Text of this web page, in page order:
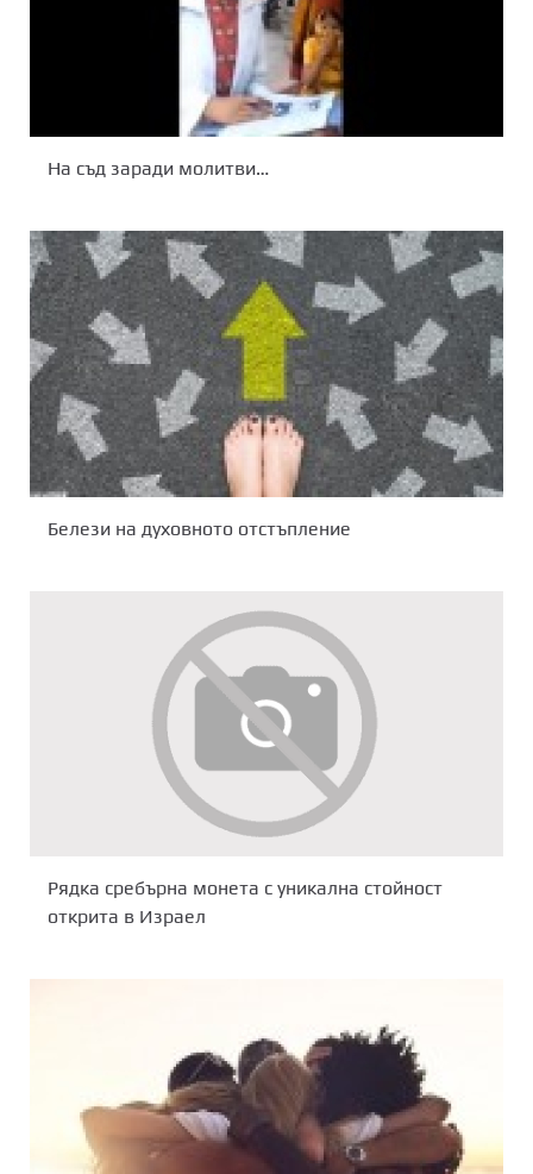
На съд заради молитви…
Белези на духовното отстъпление
Рядка сребърна монета с уникална стойност
открита в Израел